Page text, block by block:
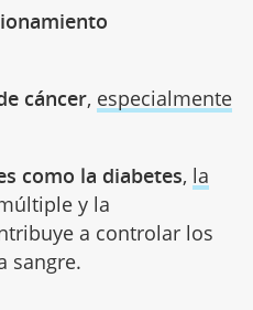
cáncer, especialmente
como la diabetes, la
y la
a controlar los
sangre.